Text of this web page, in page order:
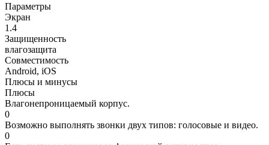
Параметры
Экран
1.4
Защищенность
влагозащита
Совместимость
Android, iOS
Плюсы и минусы
Плюсы
Влагонепроницаемый корпус.
0
Возможно выполнять звонки двух типов: голосовые и видео.
0